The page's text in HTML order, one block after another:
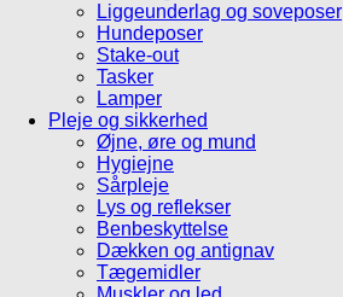
Liggeunderlag og soveposer
Hundeposer
Stake-out
Tasker
Lamper
Pleje og sikkerhed
Øjne, øre og mund
Hygiejne
Sårpleje
Lys og reflekser
Benbeskyttelse
Dækken og antignav
Tægemidler